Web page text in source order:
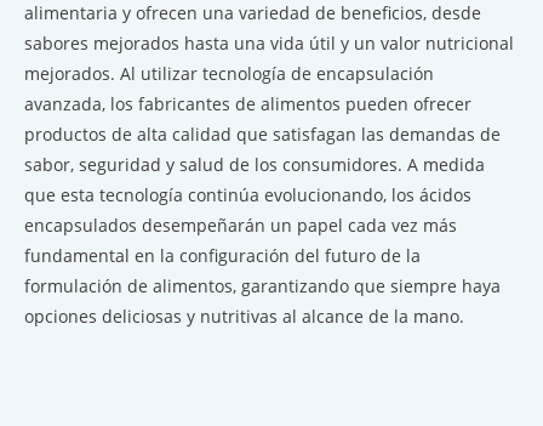
alimentaria y ofrecen una variedad de beneficios, desde
sabores mejorados hasta una vida útil y un valor nutricional
mejorados. Al utilizar tecnología de encapsulación
avanzada, los fabricantes de alimentos pueden ofrecer
productos de alta calidad que satisfagan las demandas de
sabor, seguridad y salud de los consumidores. A medida
que esta tecnología continúa evolucionando, los ácidos
encapsulados desempeñarán un papel cada vez más
fundamental en la configuración del futuro de la
formulación de alimentos, garantizando que siempre haya
opciones deliciosas y nutritivas al alcance de la mano.